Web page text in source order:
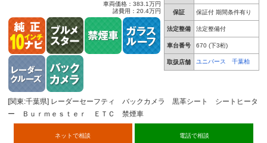
保証 保証付 期間条件有り
法定整備 法定整備付
車台番号 670 (下3桁)
取扱店舗 ユニバース 千葉柏
車両価格：383.1万円
諸費用：20.4万円
[関東:千葉県] レーダーセーフティ バックカメラ 黒革シート シートヒータ
ー Ｂｕｒｍｅｓｔｅｒ ＥＴＣ 禁煙車
ネットで相談 電話で相談